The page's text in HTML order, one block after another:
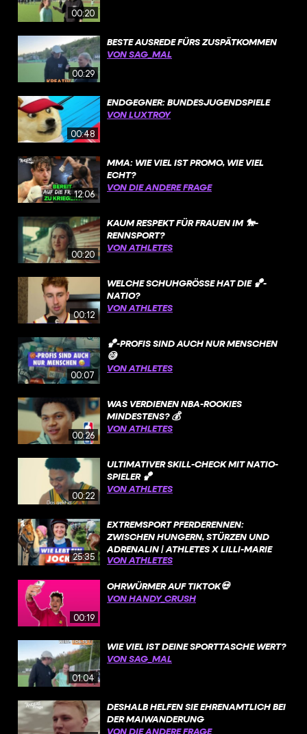
00:20
00:29
BESTE AUSREDE FÜRS ZUSPÄTKOMMEN
VON SAG_MAL
00:48
ENDGEGNER: BUNDESJUGENDSPIELE
VON LUXTROY
12:06
MMA: WIE VIEL IST PROMO, WIE VIEL
ECHT?
VON DIE ANDERE FRAGE
00:20
KAUM RESPEKT FÜR FRAUEN IM 🐎-
RENNSPORT?
VON ATHLETES
00:12
WELCHE SCHUHGRÖSSE HAT DIE 🏀-N
ATIO?
VON ATHLETES
00:07
🏀-PROFIS SIND AUCH NUR MENSCHEN
😅
VON ATHLETES
00:26
WAS VERDIENEN NBA-ROOKIES
MINDESTENS? 💰
VON ATHLETES
00:22
ULTIMATIVER SKILL-CHECK MIT NATIO-
SPIELER 🏀
VON ATHLETES
25:35
EXTREMSPORT PFERDERENNEN:
ZWISCHEN HUNGERN, STÜRZEN UND
ADRENALIN | ATHLETES X LILLI-MARIE
ENGELS
VON ATHLETES
00:19
OHRWÜRMER AUF TIKTOK💀
VON HANDY_CRUSH
01:04
WIE VIEL IST DEINE SPORTTASCHE WERT?
VON SAG_MAL
DESHALB HELFEN SIE EHRENAMTLICH BEI
DER MAIWANDERUNG
VON DIE ANDERE FRAGE